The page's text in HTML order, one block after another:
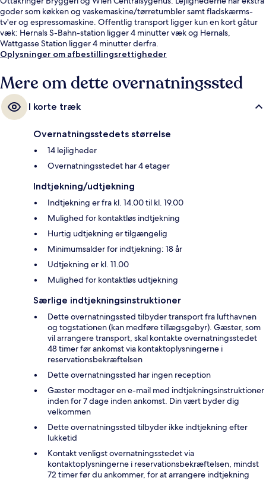
goder som køkken og vaskemaskine/tørretumbler samt fladskærms-
tv'er og espressomaskine. Offentlig transport ligger kun en kort gåtur
væk: Hernals S-Bahn-station ligger 4 minutter væk og Hernals,
Wattgasse Station ligger 4 minutter derfra.
Oplysninger om afbestillingsrettigheder
Mere om dette overnatningssted
I korte træk
Overnatningsstedets størrelse
14 lejligheder
Overnatningsstedet har 4 etager
Indtjekning/udtjekning
Indtjekning er fra kl. 14.00 til kl. 19.00
Mulighed for kontaktløs indtjekning
Hurtig udtjekning er tilgængelig
Minimumsalder for indtjekning: 18 år
Udtjekning er kl. 11.00
Mulighed for kontaktløs udtjekning
Særlige indtjekningsinstruktioner
Dette overnatningssted tilbyder transport fra lufthavnen
og togstationen (kan medføre tillægsgebyr). Gæster, som
vil arrangere transport, skal kontakte overnatningsstedet
48 timer før ankomst via kontaktoplysningerne i
reservationsbekræftelsen
Dette overnatningssted har ingen reception
Gæster modtager en e-mail med indtjekningsinstruktioner
inden for 7 dage inden ankomst. Din vært byder dig
velkommen
Dette overnatningssted tilbyder ikke indtjekning efter
lukketid
Kontakt venligst overnatningsstedet via
kontaktoplysningerne i reservationsbekræftelsen, mindst
72 timer før du ankommer, for at arrangere indtjekning